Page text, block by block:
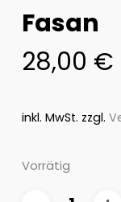
Fasan
28,00 €
inkl. MwSt. zzgl.
Vorrätig